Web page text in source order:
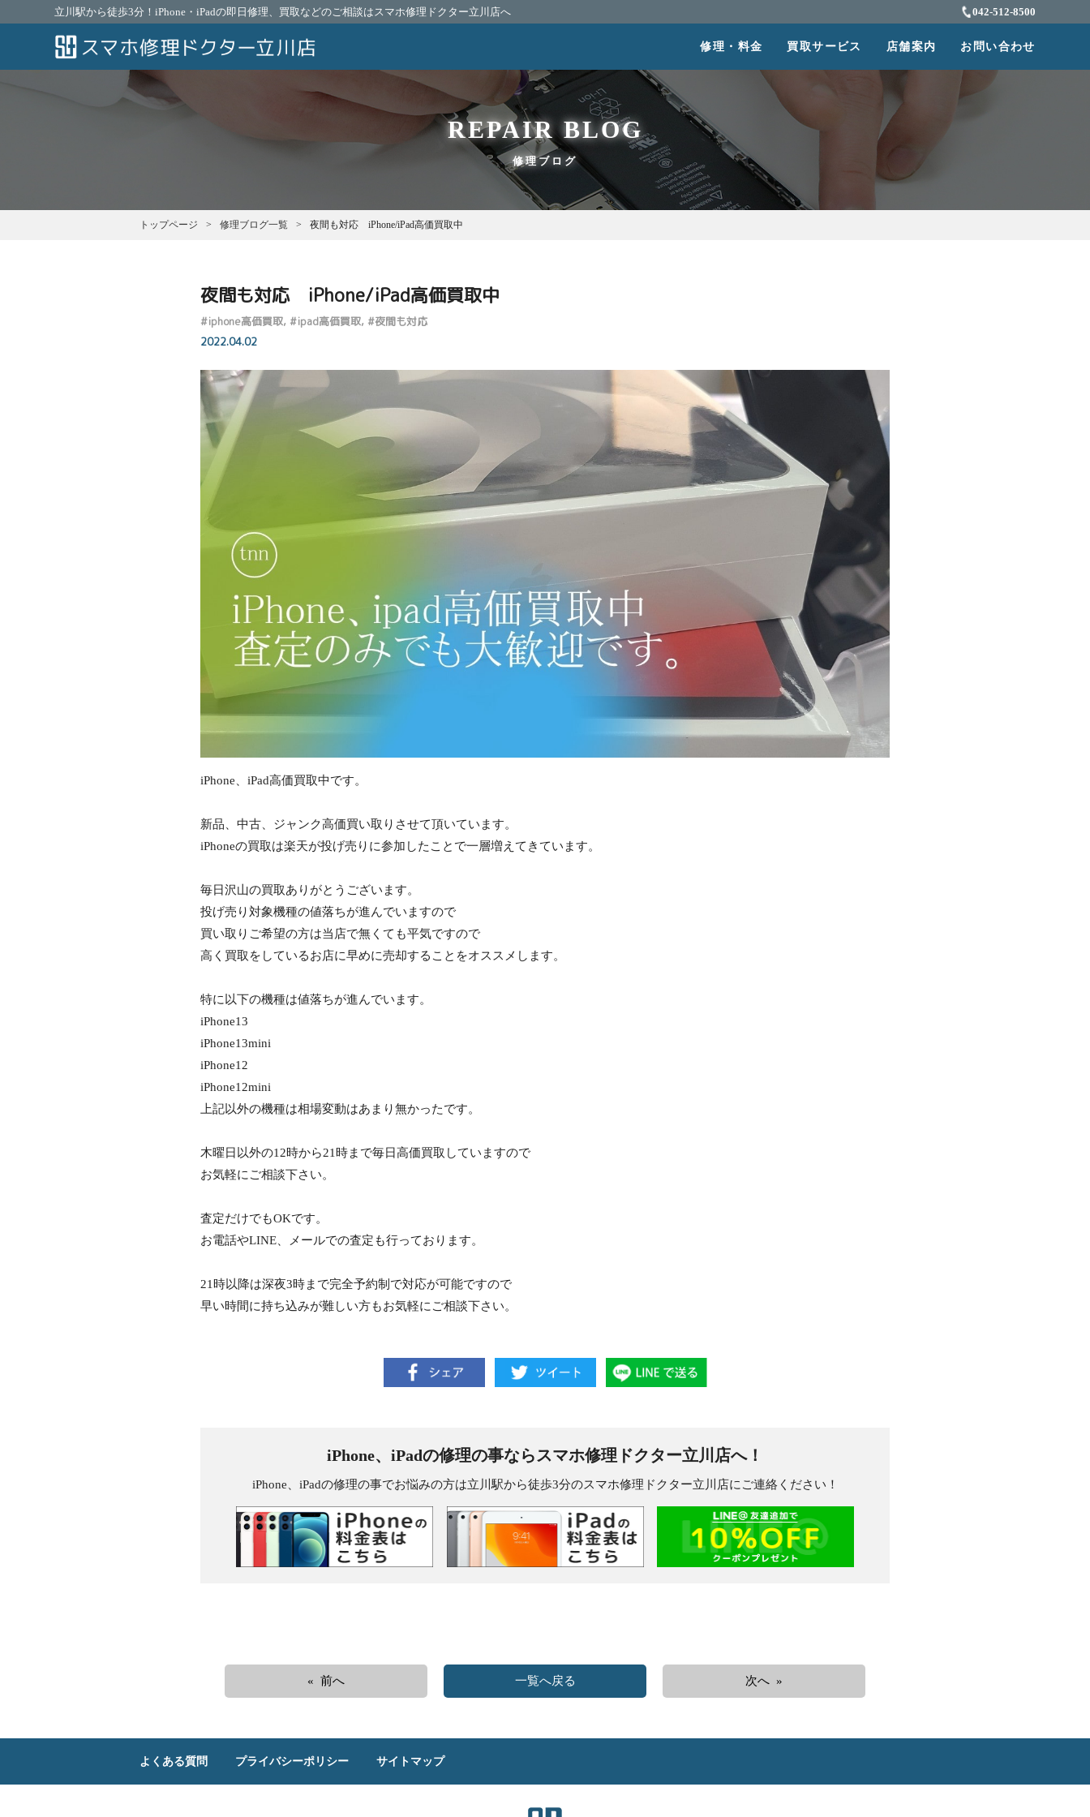
立川駅から徒歩3分！iPhone・iPadの即日修理、買取などのご相談はスマホ修理ドクター立川店へ 042-512-8500
修理・料金 買取サービス 店舗案内 お問い合わせ
REPAIR BLOG
修理ブログ
トップページ 修理ブログ一覧 夜間も対応 iPhone/iPad高価買取中
夜間も対応 iPhone/iPad高価買取中
#iphone高価買取 #ipad高価買取 #夜間も対応
2022.04.02
iPhone、iPad高価買取中です。
新品、中古、ジャンク高価買い取りさせて頂いています。
iPhoneの買取は楽天が投げ売りに参加したことで一層増えてきています。
毎日沢山の買取ありがとうございます。
投げ売り対象機種の値落ちが進んでいますので
買い取りご希望の方は当店で無くても平気ですので
高く買取をしているお店に早めに売却することをオススメします。
特に以下の機種は値落ちが進んでいます。
iPhone13
iPhone13mini
iPhone12
iPhone12mini
上記以外の機種は相場変動はあまり無かったです。
木曜日以外の12時から21時まで毎日高価買取していますので
お気軽にご相談下さい。
査定だけでもOKです。
お電話やLINE、メールでの査定も行っております。
21時以降は深夜3時まで完全予約制で対応が可能ですので
早い時間に持ち込みが難しい方もお気軽にご相談下さい。
iPhone、iPadの修理の事ならスマホ修理ドクター立川店へ！
iPhone、iPadの修理の事でお悩みの方は立川駅から徒歩3分のスマホ修理ドクター立川店にご連絡ください！
« 前へ 一覧へ戻る 次へ »
よくある質問 プライバシーポリシー サイトマップ